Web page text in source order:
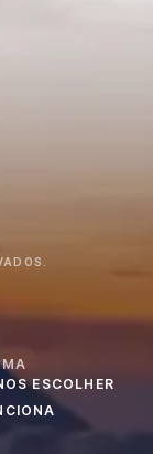
ESCOLHER